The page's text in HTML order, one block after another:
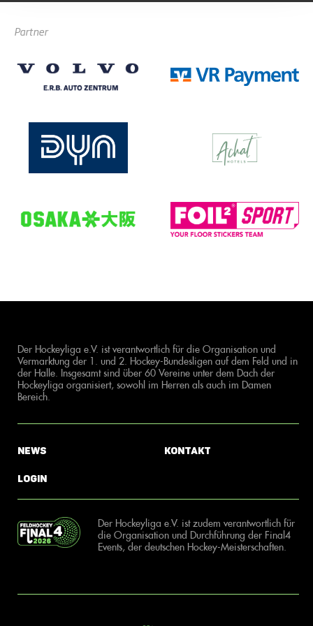
Partner
Der Hockeyliga e.V. ist verantwortlich für die Organisation und
Vermarktung der 1. und 2. Hockey-Bundesligen auf dem Feld und in
der Halle. Insgesamt sind über 60 Vereine unter dem Dach der
Hockeyliga organisiert, sowohl im Herren als auch im Damen
Bereich.
News
Login
Kontakt
Der Hockeyliga e.V. ist zudem verantwortlich für
die Organisation und Durchführung der Final4
Events, der deutschen Hockey-Meisterschaften.